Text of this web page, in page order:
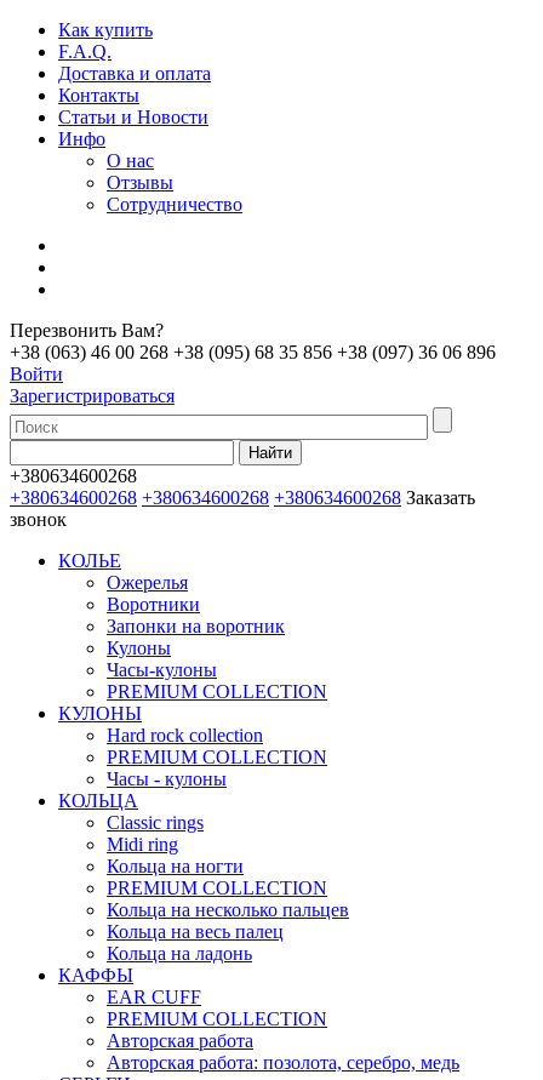
Как купить
F.A.Q.
Доставка и оплата
Контакты
Статьи и Новости
Инфо
О нас
Отзывы
Сотрудничество
Перезвонить Вам?
+38 (063) 46 00 268 +38 (095) 68 35 856 +38 (097) 36 06 896
Войти
Зарегистрироваться
+380634600268
+380634600268 +380634600268 +380634600268 Заказать
звонок
КОЛЬЕ
Ожерелья
Воротники
Запонки на воротник
Кулоны
Часы-кулоны
PREMIUM COLLECTION
КУЛОНЫ
Hard rock collection
PREMIUM COLLECTION
Часы - кулоны
КОЛЬЦА
Classic rings
Midi ring
Кольца на ногти
PREMIUM COLLECTION
Кольца на несколько пальцев
Кольца на весь палец
Кольца на ладонь
КАФФЫ
EAR CUFF
PREMIUM COLLECTION
Авторская работа
Авторская работа: позолота, серебро, медь